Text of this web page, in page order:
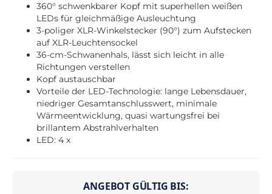
360° schwenkbarer Kopf mit superhellen weißen
LEDs für gleichmäßige Ausleuchtung
3-poliger XLR-Winkelstecker (90°) zum Aufstecken
auf XLR-Leuchtensockel
36-cm-Schwanenhals, lässt sich leicht in alle
Richtungen verstellen
Kopf austauschbar
Vorteile der LED-Technologie: lange Lebensdauer,
niedriger Gesamtanschlusswert, minimale
Wärmeentwicklung, quasi wartungsfrei bei
brillantem Abstrahlverhalten
LED: 4 x
ANGEBOT GÜLTIG BIS: